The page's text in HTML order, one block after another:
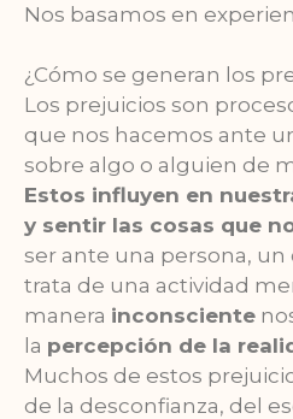
Nos basamos en
¿Cómo se generan los
Los prejuicios son
que nos hacemos ante
sobre algo o alguien de
Estos influyen en
y sentir las cosas que
ser ante una persona, un
trata de una actividad
manera inconsciente
la percepción de la
Muchos de estos
de la desconfianza, del